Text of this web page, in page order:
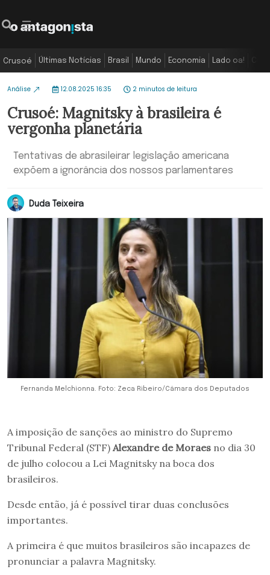
Crusoé Últimas Notícias Brasil Mundo Economia Lado oa!
Análise 12.08.2025 16:35 2 minutos de leitura
Crusoé: Magnitsky à brasileira é
vergonha planetária
Tentativas de abrasileirar legislação americana
expõem a ignorância dos nossos parlamentares
Duda Teixeira
Fernanda Melchionna. Foto: Zeca Ribeiro/Câmara dos Deputados
A imposição de sanções ao ministro do Supremo
Tribunal Federal (STF) Alexandre de Moraes no dia 30
de julho colocou a Lei Magnitsky na boca dos
brasileiros.
Desde então, já é possível tirar duas conclusões
importantes.
A primeira é que muitos brasileiros são incapazes de
pronunciar a palavra Magnitsky.